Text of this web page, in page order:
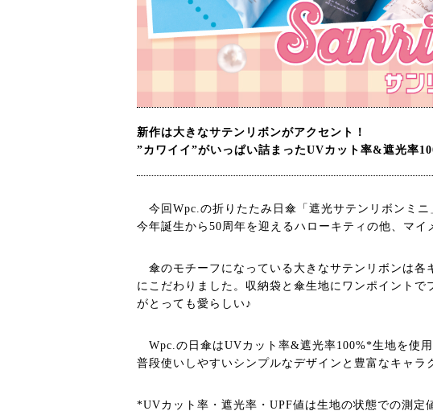
新作は大きなサテンリボンがアクセント！
”カワイイ”がいっぱい詰まったUVカット率&遮光率
今回Wpc.の折りたたみ日傘「遮光サテンリボンミニ
今年誕生から50周年を迎えるハローキティの他、マ
傘のモチーフになっている大きなサテンリボンは各
にこだわりました。収納袋と傘生地にワンポイント
がとっても愛らしい♪
Wpc.の日傘はUVカット率&遮光率100%*生地を使
普段使いしやすいシンプルなデザインと豊富なキャラ
*UVカット率・遮光率・UPF値は生地の状態での測